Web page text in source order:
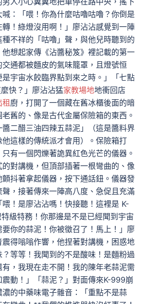
：「喂！你為什麼咕嚕咕嚕？你倒是
！綠燈沒用啊！」廖沾沾感覺到一陣
不祥的「咕嚕」聲，與他兒時聽到的
想起家傳《沾醬秘笈》裡記載的第一
通都被麵皮的氣味籠罩，且燈號恒
宇宙水餃臨界點到來之時。」「七點
快？」廖沾沾猛家教場地地衝回店
廚，打開了一個藏在舊冰櫃後面的暗
舊的、像是古代金屬保險箱的東西。
二醋三油四辣五蒜泥」（這是醬料界
這樣的傳統派才會用）。保險箱打
有一個閃爍著詭異紅色光芒的儀器。
對講機，但頂部插著一根彎曲的、像
抖著拿起儀器，按下通話鈕。儀器發
，接著傳來一陣高八度、急促且充滿
！是廖沾沾嗎！快接聽！這裡是 K-
級特務！你那邊是不是已經聞到宇宙
你的蒜泥！你被徵召了！馬上！」廖
得嗡嗡作響，他捏著對講機，困惑地
等等！我聞到的不是酸味！是麵粉過
，我現在走不開！我的陳年老蒜泥需
動！」「蒜泥？」對面傳來K-999崩
的中藥味電子雜音：「重點不是蒜